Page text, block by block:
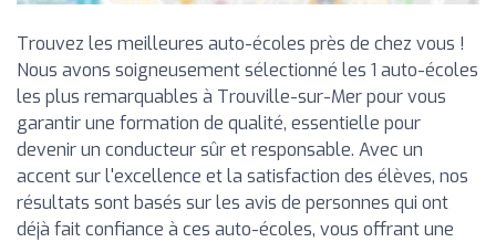
Trouvez les meilleures auto-écoles près de chez vous !
Nous avons soigneusement sélectionné les 1 auto-écoles
les plus remarquables à Trouville-sur-Mer pour vous
garantir une formation de qualité, essentielle pour
devenir un conducteur sûr et responsable. Avec un
accent sur l'excellence et la satisfaction des élèves, nos
résultats sont basés sur les avis de personnes qui ont
déjà fait confiance à ces auto-écoles, vous offrant une